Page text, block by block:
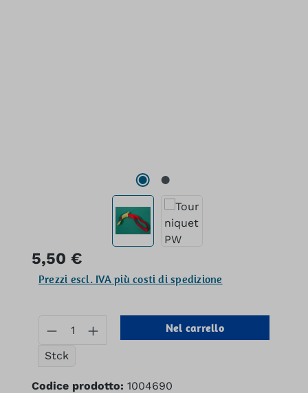
Prezzo normale:
5,50 €
Prezzi escl. IVA più costi di spedizione
Quantità del prodotto: inserisci la
Stck
Nel carrello
Codice prodotto: 1004690